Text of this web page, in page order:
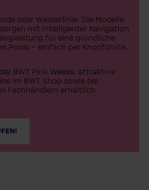
oder Wasserlinie: Die Modelle
sorgen mit intelligenter Navigation
für eine gründliche
Pools – einfach per Knopfdruck.
BWT Pink Weeks: attraktive
im BWT Shop sowie bei
Fachhändlern erhältlich.